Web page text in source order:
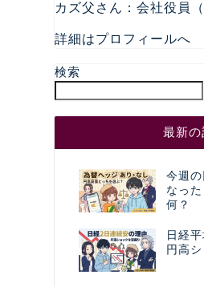
カズ父さん：会社役員
詳細はプロフィールへ
検索
最新の
今週
なっ
何？
日経
円高